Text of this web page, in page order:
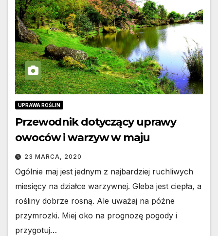
UPRAWA ROŚLIN
Przewodnik dotyczący uprawy
owoców i warzyw w maju
23 MARCA, 2020
Ogólnie maj jest jednym z najbardziej ruchliwych
miesięcy na działce warzywnej. Gleba jest ciepła, a
rośliny dobrze rosną. Ale uważaj na późne
przymrozki. Miej oko na prognozę pogody i
przygotuj…